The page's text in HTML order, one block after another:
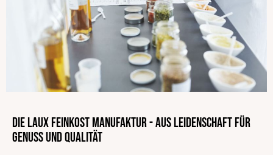
Die LAUX Feinkost Manufaktur - Aus Leidenschaft für
Genuss und Qualität